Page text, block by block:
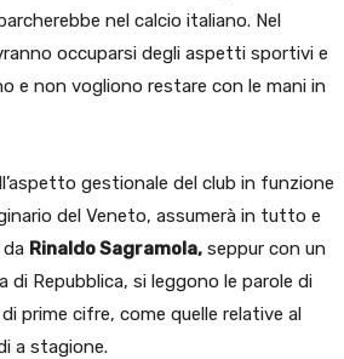
nel calcio italiano. Nel
occuparsi degli aspetti sportivi e
e non vogliono restare con le mani in
gestionale del club in funzione
del Veneto, assumerà in tutto e
Rinaldo Sagramola, seppur con un
di Repubblica, si leggono le parole di
prime cifre, come quelle relative al
a stagione.